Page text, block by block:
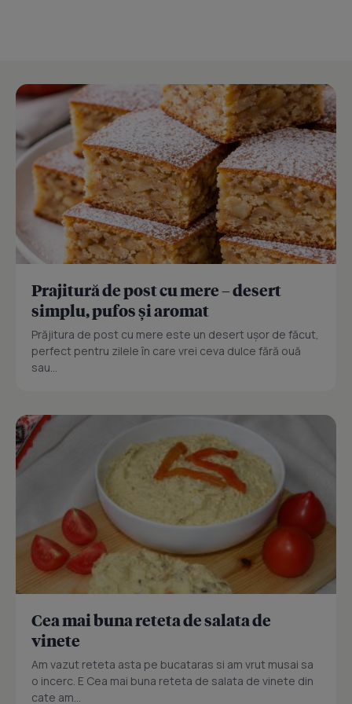
Prajitură de post cu mere – desert
simplu, pufos și aromat
Prăjitura de post cu mere este un desert ușor de făcut,
perfect pentru zilele în care vrei ceva dulce fără ouă
sau...
Cea mai buna reteta de salata de
vinete
Am vazut reteta asta pe bucataras si am vrut musai sa
o incerc. E Cea mai buna reteta de salata de vinete din
cate am...